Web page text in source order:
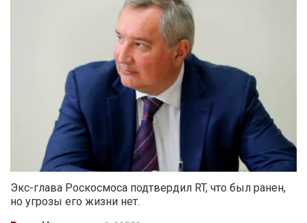
Экс-глава Роскосмоса подтвердил RT, что был ранен,
но угрозы его жизни нет.